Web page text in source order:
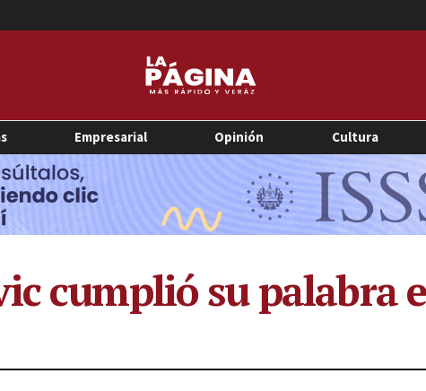
Empresarial Opinión Cultura
cumplió su palabra